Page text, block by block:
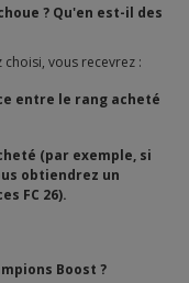
? Qu'en est-il des
vous recevrez :
entre le rang acheté
(par exemple, si
obtiendrez un
FC 26).
Boost ?